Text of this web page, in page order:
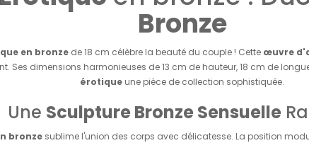
Bronze
en bronzede 18 cm célèbre la beauté du couple ! Cette œuvre
Ses dimensions harmonieuses de 13 cm de hauteur, 18 cm de
érotique une pièce de collection sophistiquée.
Une Sculpture Bronze Sensuelle
bronzesublime l'union des corps avec délicatesse. La position